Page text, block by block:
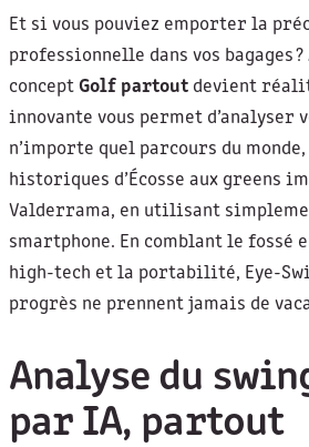
Et si vous pouviez emporter la
professionnelle dans vos bagages ?
concept Golf partout devient
innovante vous permet d’analyser
n’importe quel parcours du
historiques d’Écosse aux greens
Valderrama, en utilisant
smartphone. En comblant le fossé
high-tech et la portabilité, Eye-
progrès ne prennent jamais de
Analyse du
par IA, partout